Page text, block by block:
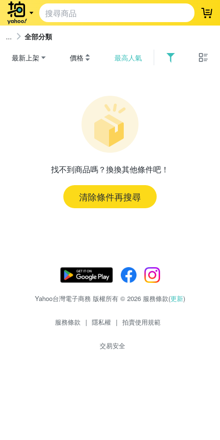
登
全部分類
最新上架 價格 最高人氣
找不到商品嗎？換換其他條件吧！
清除條件再搜尋
Yahoo台灣電子商務 版權所有 © 2026 服務條款(更新)
服務條款 | 隱私權 | 拍賣使用規範
交易安全